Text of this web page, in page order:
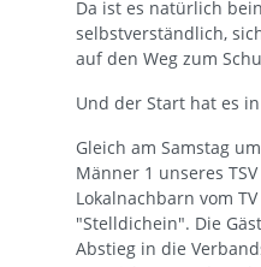
Da ist es natürlich
selbstverständlich,
auf den Weg zum
Und der Start hat es
Gleich am Samstag
Männer 1 unseres
Lokalnachbarn vom
"Stelldichein". Die
Abstieg in die